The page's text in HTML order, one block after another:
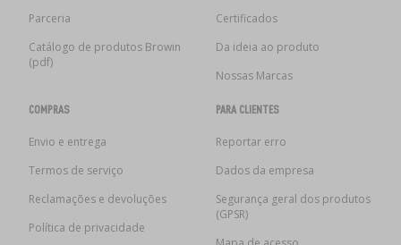
Parceria
Catálogo de produtos Browin
(pdf)
Certificados
Da ideia ao produto
Nossas Marcas
COMPRAS
Envio e entrega
Termos de serviço
Reclamações e devoluções
Política de privacidade
PARA CLIENTES
Reportar erro
Dados da empresa
Segurança geral dos produtos
(GPSR)